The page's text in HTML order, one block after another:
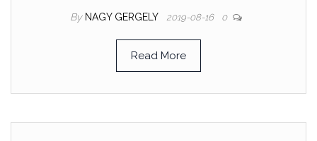
By NAGY GERGELY 2019-08-16 0
Read More